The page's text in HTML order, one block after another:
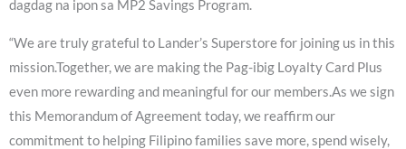
dagdag na ipon sa MP2 Savings Program.
“We are truly grateful to Lander’s Superstore for joining us in this
mission.Together, we are making the Pag-ibig Loyalty Card Plus
even more rewarding and meaningful for our members.As we sign
this Memorandum of Agreement today, we reaffirm our
commitment to helping Filipino families save more, spend wisely,